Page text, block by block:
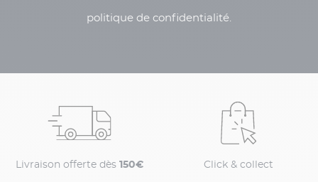
politique de confidentialité.
Livraison offerte dès 150€ Click & collect